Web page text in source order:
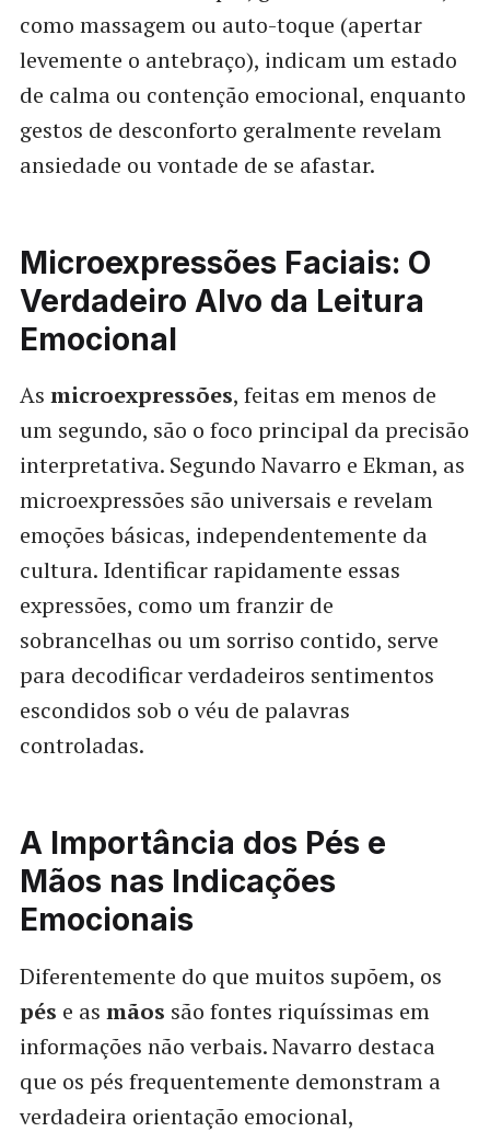
como massagem ou auto-toque (apertar
levemente o antebraço), indicam um estado
de calma ou contenção emocional, enquanto
gestos de desconforto geralmente revelam
ansiedade ou vontade de se afastar.
Microexpressões Faciais: O
Verdadeiro Alvo da Leitura
Emocional
As microexpressões, feitas em menos de
um segundo, são o foco principal da precisão
interpretativa. Segundo Navarro e Ekman, as
microexpressões são universais e revelam
emoções básicas, independentemente da
cultura. Identificar rapidamente essas
expressões, como um franzir de
sobrancelhas ou um sorriso contido, serve
para decodificar verdadeiros sentimentos
escondidos sob o véu de palavras
controladas.
A Importância dos Pés e
Mãos nas Indicações
Emocionais
Diferentemente do que muitos supõem, os
pés e as mãos são fontes riquíssimas em
informações não verbais. Navarro destaca
que os pés frequentemente demonstram a
verdadeira orientação emocional,